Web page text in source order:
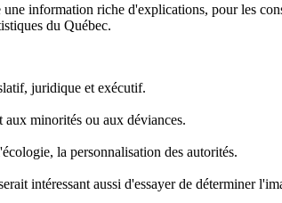
information riche d'explications, pour les
du Québec.
juridique et exécutif.
minorités ou aux déviances.
la personnalisation des autorités.
intéressant aussi d'essayer de déterminer